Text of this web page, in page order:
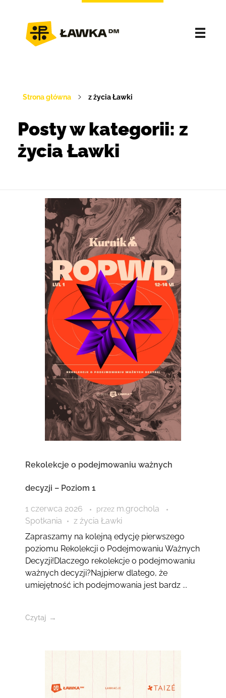
Strona główna z życia Ławki
Posty w kategorii: z
życia Ławki
Rekolekcje o podejmowaniu ważnych
decyzji – Poziom 1
1 czerwca 2026 przez m.grochola
Spotkania
z życia Ławki
Zapraszamy na kolejną edycję pierwszego
poziomu Rekolekcji o Podejmowaniu Ważnych
Decyzji!Dlaczego rekolekcje o podejmowaniu
ważnych decyzji?Najpierw dlatego, że
umiejętność ich podejmowania jest bardz ...
Czytaj